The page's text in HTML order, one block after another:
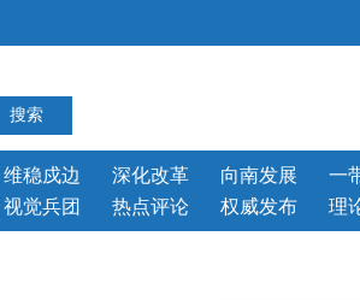
维稳戍边 深化改革
向南发展
视觉兵团
热点评论 权威发布
一
理